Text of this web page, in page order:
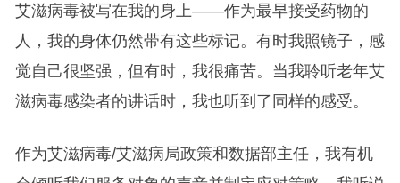
艾滋病毒被写在我的身上——作为最早接受药物的
人，我的身体仍然带有这些标记。有时我照镜子，感
觉自己很坚强，但有时，我很痛苦。当我聆听老年艾
滋病毒感染者的讲话时，我也听到了同样的感受。
作为艾滋病毒/艾滋病局政策和数据部主任，我有机